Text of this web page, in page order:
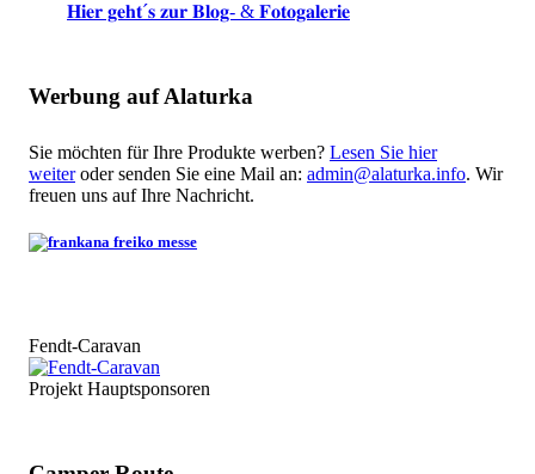
𝐇𝐢𝐞𝐫 𝐠𝐞𝐡𝐭´𝐬 𝐳𝐮𝐫 𝐁𝐥𝐨𝐠- & 𝐅𝐨𝐭𝐨𝐠𝐚𝐥𝐞𝐫𝐢𝐞
Werbung auf Alaturka
Sie möchten für Ihre Produkte werben? Lesen Sie hier
weiteroder senden Sie eine Mail an: admin@alaturka.info. Wir
freuen uns auf Ihre Nachricht.
Fendt-Caravan
Projekt Hauptsponsoren